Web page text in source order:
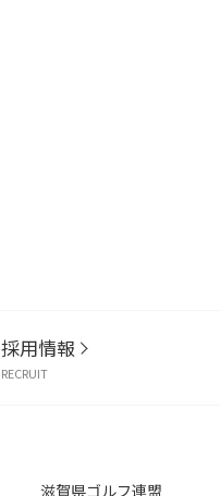
採用情報
RECRUIT
滋賀県ゴルフ連盟